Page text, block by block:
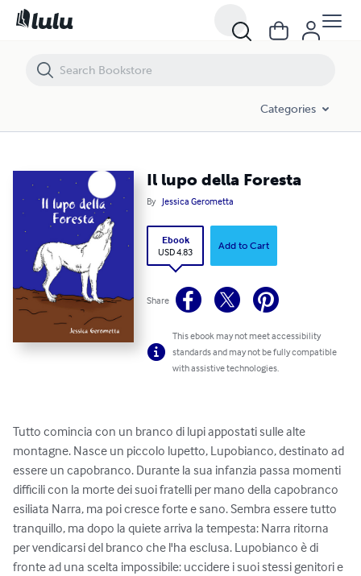
Categories
Il lupo della Foresta
By Jessica Gerometta
Ebook
USD 4.83
Add to Cart
Share
This ebook may not meet accessibility
standards and may not be fully compatible
with assistive technologies.
Tutto comincia con un branco di lupi appostati sulle alte
montagne. Nasce un piccolo lupetto, Lupobianco, destinato ad
essere un capobranco. Durante la sua infanzia passa momenti
difficili con la morte dei suoi fratelli per mano della capobranco
esiliata Narra, ma poi cresce forte e sano. Sembra essere tutto
tranquillo, ma dopo la quiete arriva la tempesta: Narra ritorna
per vendicarsi del branco che l'ha esclusa. Lupobianco è di
fronte ad una scelta impossibile: uccidere i suoi stessi genitori e
Il lupo della Foresta